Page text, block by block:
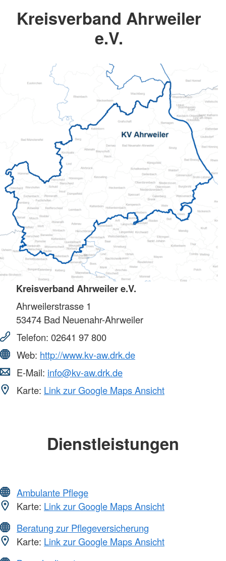
Kreisverband Ahrweiler
e.V.
Kreisverband Ahrweiler e.V.
Ahrweilerstrasse 1
53474 Bad Neuenahr-Ahrweiler
Telefon: 02641 97 800
Web: http://www.kv-aw.drk.de
E-Mail: info@kv-aw.drk.de
Karte: Link zur Google Maps Ansicht
Dienstleistungen
Ambulante Pflege
Karte: Link zur Google Maps Ansicht
Beratung zur Pflegeversicherung
Karte: Link zur Google Maps Ansicht